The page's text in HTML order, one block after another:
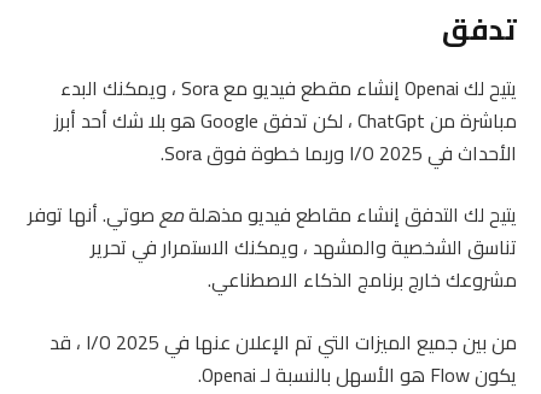
تدفق
يتيح لك Openai إنشاء مقطع فيديو مع Sora ، ويمكنك البدء
مباشرة من ChatGpt ، لكن تدفق Google هو بلا شك أحد أبرز
الأحداث في I/O 2025 وربما خطوة فوق Sora.
يتيح لك التدفق إنشاء مقاطع فيديو مذهلةمعصوتي. أنها توفر
تناسق الشخصية والمشهد ، ويمكنك الاستمرار في تحرير
مشروعك خارج برنامج الذكاء الاصطناعي.
من بين جميع الميزات التي تم الإعلان عنها في I/O 2025 ، قد
يكون Flow هو الأسهل بالنسبة لـ Openai.